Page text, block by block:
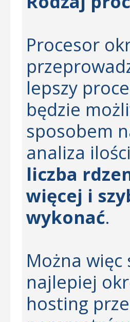
Procesor
lepszy
będzie
sposobem
analiza
liczba
więcej i
wykonać.
Można
najlepiej
hosting